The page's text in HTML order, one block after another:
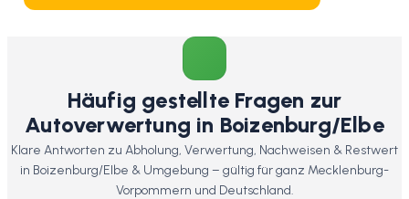
Häufig gestellte Fragen zur
Autoverwertung in Boizenburg/Elbe
Klare Antworten zu Abholung, Verwertung, Nachweisen & Restwert
in Boizenburg/Elbe & Umgebung – gültig für ganz Mecklenburg-
Vorpommern und Deutschland.